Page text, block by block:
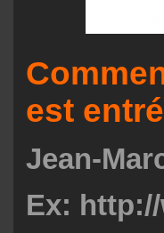
est
Jean-
Ex: